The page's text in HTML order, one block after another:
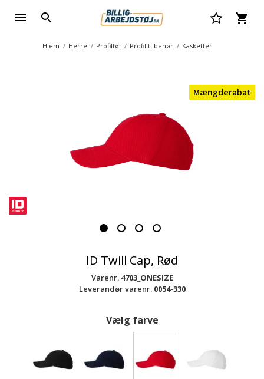
Hjem Herre Profiltøj Profil tilbehør Kasketter
Mængderabat
ID Twill Cap, Rød
Varenr. 4703_ONESIZE
Leverandør varenr. 0054-330
Vælg farve